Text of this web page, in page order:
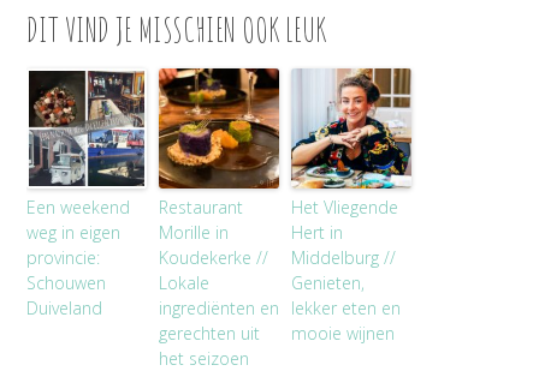
DIT VIND JE MISSCHIEN OOK LEUK
Een weekend
weg in eigen
provincie:
Schouwen
Duiveland
Restaurant
Morille in
Koudekerke //
Lokale
ingrediënten en
gerechten uit
het seizoen
Het Vliegende
Hert in
Middelburg //
Genieten,
lekker eten en
mooie wijnen